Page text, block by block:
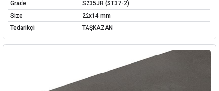
Grade
S235JR (ST37-2)
Size
22x14 mm
Tedarikçi
TAŞKAZAN